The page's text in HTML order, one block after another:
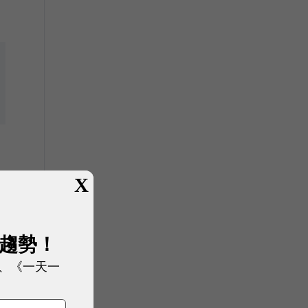
X
勢！
《一天一